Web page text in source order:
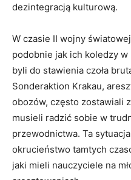
dezintegracją kulturową.
W czasie II wojny
podobnie jak ich koledzy⁣
byli do stawienia czoła
Sonderaktion Krakau,
obozów, często⁤ zostawiali
musieli radzić sobie w
przewodnictwa. Ta‍
okrucieństwo tamtych
jaki mieli nauczyciele na